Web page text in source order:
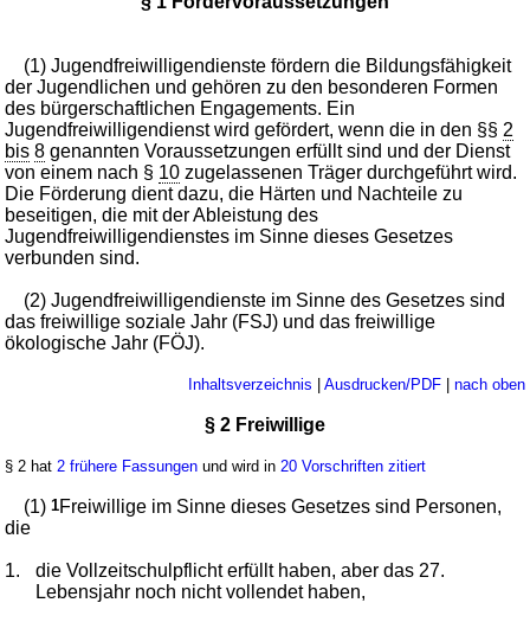
(1) Jugendfreiwilligendienste fördern die Bildungsfähigkeit
der Jugendlichen und gehören zu den besonderen Formen
des bürgerschaftlichen Engagements. Ein
Jugendfreiwilligendienst wird gefördert, wenn die in den §§ 2
bis 8 genannten Voraussetzungen erfüllt sind und der Dienst
von einem nach § 10 zugelassenen Träger durchgeführt wird.
Die Förderung dient dazu, die Härten und Nachteile zu
beseitigen, die mit der Ableistung des
Jugendfreiwilligendienstes im Sinne dieses Gesetzes
verbunden sind.
(2) Jugendfreiwilligendienste im Sinne des Gesetzes sind
das freiwillige soziale Jahr (FSJ) und das freiwillige
ökologische Jahr (FÖJ).
Inhaltsverzeichnis | Ausdrucken/PDF| nach oben
§ 2 Freiwillige
§ 2 hat 2 frühere Fassungen und wird in 20 Vorschriften zitiert
(1)1Freiwillige im Sinne dieses Gesetzes sind Personen,
die
1.
die Vollzeitschulpflicht erfüllt haben, aber das 27.
Lebensjahr noch nicht vollendet haben,